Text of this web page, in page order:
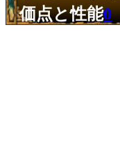
価点と性能0